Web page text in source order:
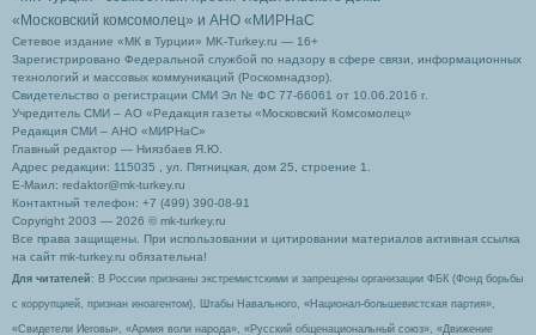
«Московский комсомолец» и АНО «МИРНаС
Сетевое издание «МК в Турции» MK-Turkey.ru — 16+
Зарегистрировано Федеральной службой по надзору в сфере связи, информационных
технологий и массовых коммуникаций (Роскомнадзор).
Свидетельство о регистрации СМИ Эл № ФС 77-66061 от 10.06.2016 г.
Учредитель СМИ – АО «Редакция газеты «Московский Комсомолец»
Редакция СМИ – АНО «МИРНаС»
Главный редактор — Ниязбаев Я.Ю.
Адрес редакции: 115035 , ул. Пятницкая, дом 25, строение 1.
Е-Маил: redaktor@mk-turkey.ru
Контактный телефон: +7 (499) 390-08-91
Copyright 2003 — 2026 © mk-turkey.ru
Все права защищены. При использовании и цитировании материалов активная ссылка
на сайт mk-turkey.ru обязательна!
Для читателей : В России признаны экстремистскими и запрещены организации ФБК (Фонд борьбы
с коррупцией, признан иноагентом), Штабы Навального, «Национал-большевистская партия»,
«Свидетели Иеговы», «Армия воли народа», «Русский общенациональный союз», «Движение